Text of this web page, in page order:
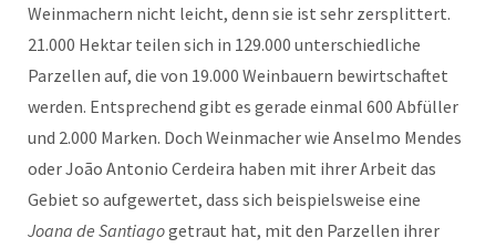
Weinmachern nicht leicht, denn sie ist sehr zersplittert.
21.000 Hektar teilen sich in 129.000 unterschiedliche
Parzellen auf, die von 19.000 Weinbauern bewirtschaftet
werden. Entsprechend gibt es gerade einmal 600 Abfüller
und 2.000 Marken. Doch Weinmacher wie Anselmo Mendes
oder João Antonio Cerdeira haben mit ihrer Arbeit das
Gebiet so aufgewertet, dass sich beispielsweise eine
Joana de Santiagogetraut hat, mit den Parzellen ihrer